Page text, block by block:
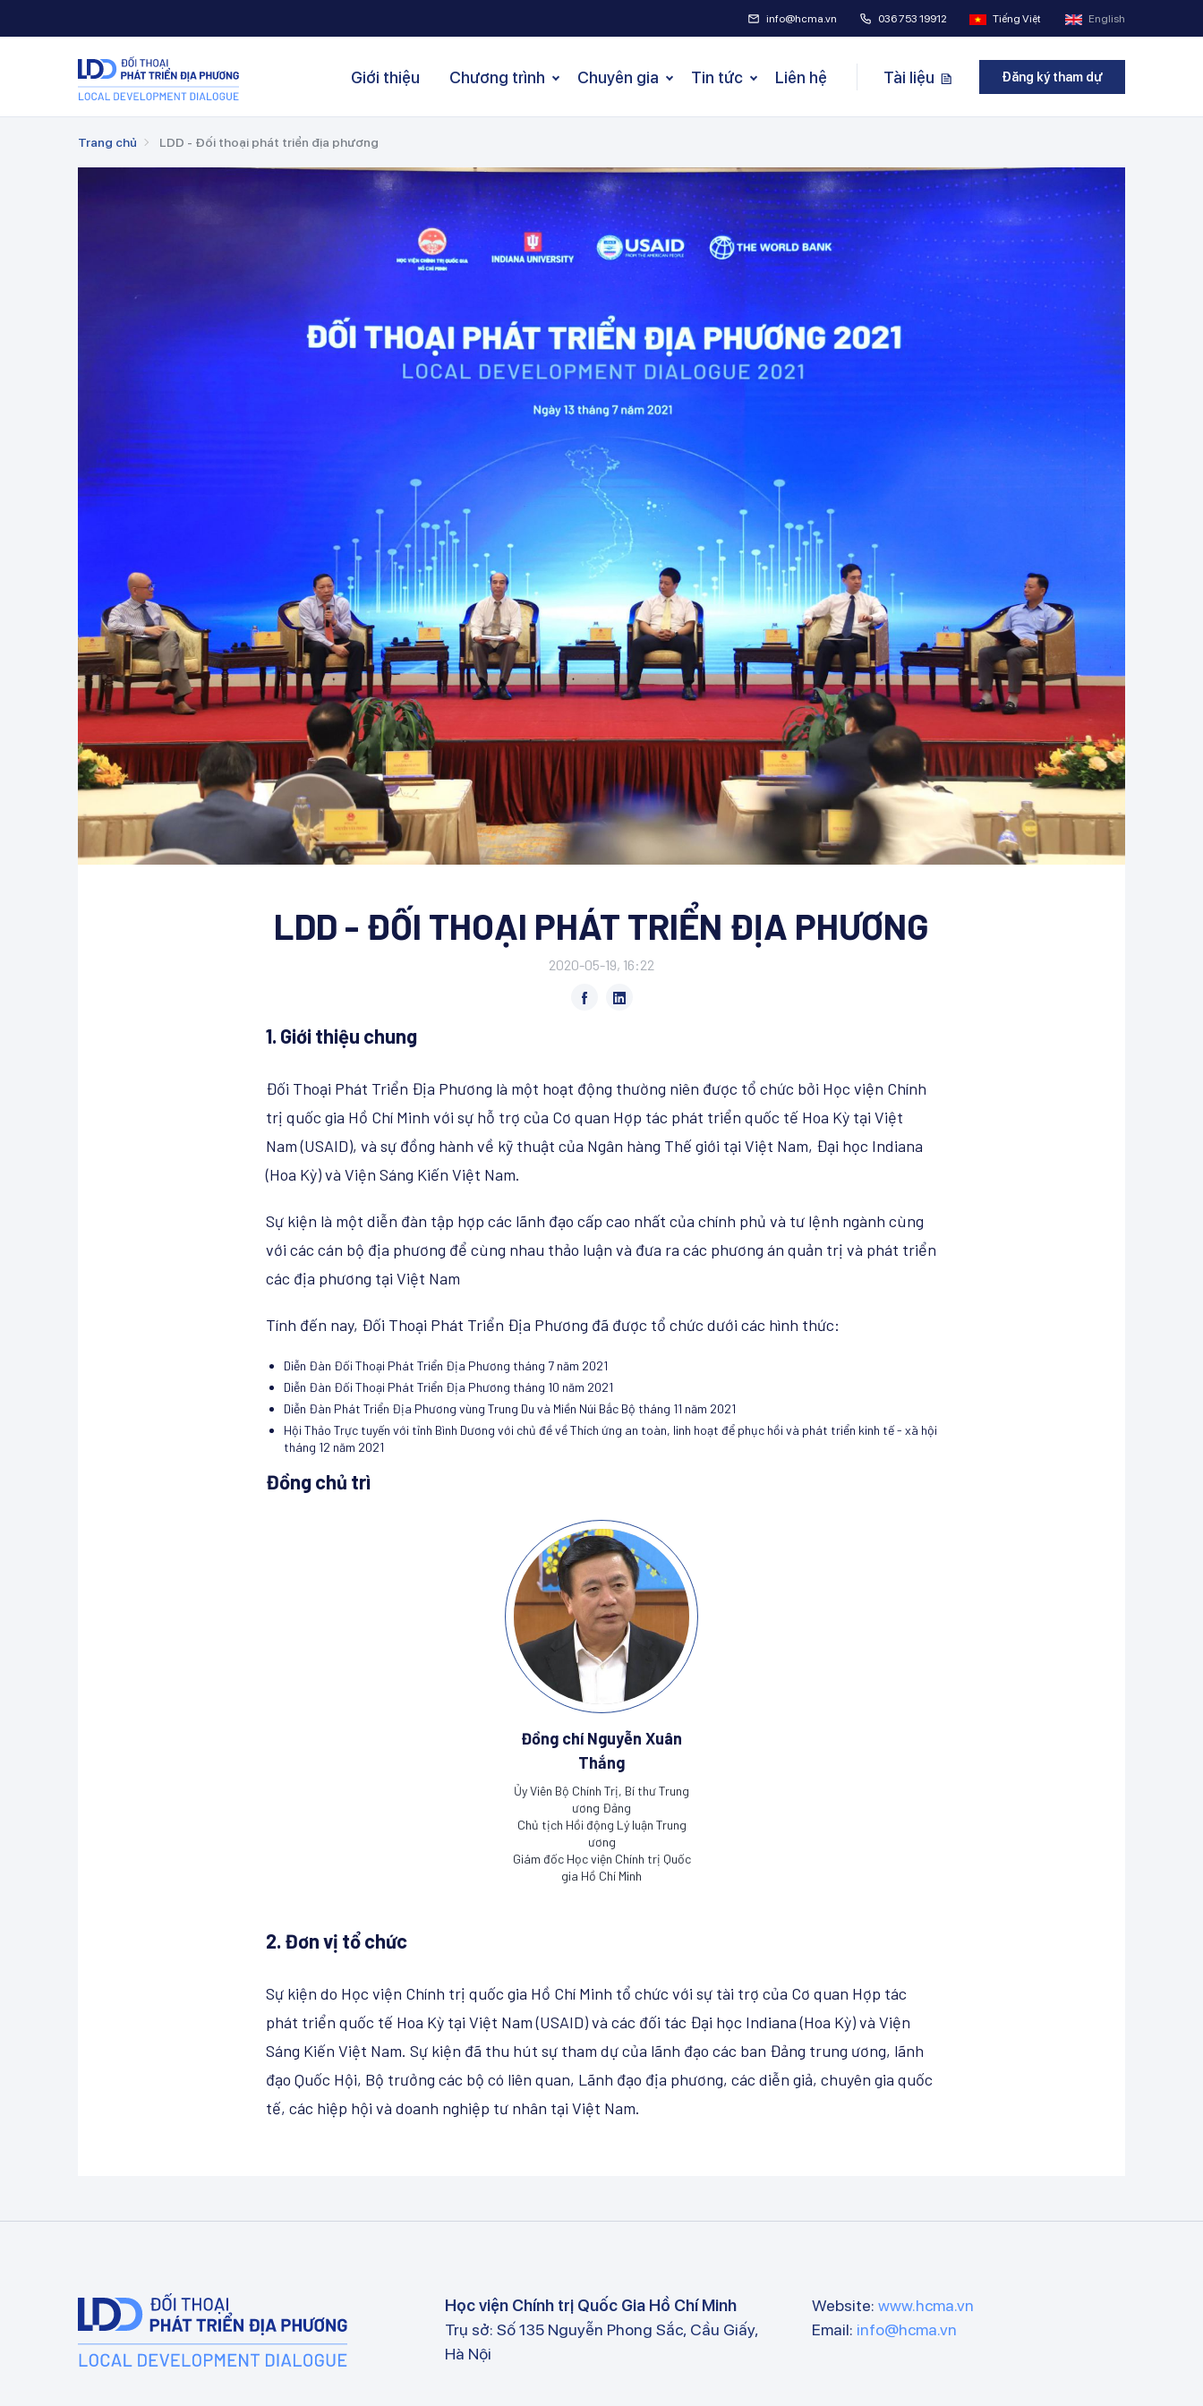
info@hcma.vn 036 753 19912 Tiếng Việt English
Giới thiệu Chương trình Chuyên gia Tin tức Liên hệ Tài liệu Đăng ký tham dự
Trang chủ LDD - Đối thoại phát triển địa phương
LDD - ĐỐI THOẠI PHÁT TRIỂN ĐỊA PHƯƠNG
2020-05-19, 16:22
1. Giới thiệu chung
Đối Thoại Phát Triển Địa Phương là một hoạt động thường niên được tổ chức bởi Học viện Chính
trị quốc gia Hồ Chí Minh với sự hỗ trợ của Cơ quan Hợp tác phát triển quốc tế Hoa Kỳ tại Việt
Nam (USAID), và sự đồng hành về kỹ thuật của Ngân hàng Thế giới tại Việt Nam, Đại học Indiana
(Hoa Kỳ) và Viện Sáng Kiến Việt Nam.
Sự kiện là một diễn đàn tập hợp các lãnh đạo cấp cao nhất của chính phủ và tư lệnh ngành cùng
với các cán bộ địa phương để cùng nhau thảo luận và đưa ra các phương án quản trị và phát triển
các địa phương tại Việt Nam
Tính đến nay, Đối Thoại Phát Triển Địa Phương đã được tổ chức dưới các hình thức:
Diễn Đàn Đối Thoại Phát Triển Địa Phương tháng 7 năm 2021
Diễn Đàn Đối Thoại Phát Triển Địa Phương tháng 10 năm 2021
Diễn Đàn Phát Triển Địa Phương vùng Trung Du và Miền Núi Bắc Bộ tháng 11 năm 2021
Hội Thảo Trực tuyến với tỉnh Bình Dương với chủ đề về Thích ứng an toàn, linh hoạt để phục hồi và phát triển kinh tế - xã hội
tháng 12 năm 2021
Đồng chủ trì
Đồng chí Nguyễn Xuân
Thắng
Ủy Viên Bộ Chính Trị, Bí thư Trung
ương Đảng
Chủ tịch Hồi động Lý luận Trung
ương
Giám đốc Học viện Chính trị Quốc
gia Hồ Chí Minh
2. Đơn vị tổ chức
Sự kiện do Học viện Chính trị quốc gia Hồ Chí Minh tổ chức với sự tài trợ của Cơ quan Hợp tác
phát triển quốc tế Hoa Kỳ tại Việt Nam (USAID) và các đối tác Đại học Indiana (Hoa Kỳ) và Viện
Sáng Kiến Việt Nam. Sự kiện đã thu hút sự tham dự của lãnh đạo các ban Đảng trung ương, lãnh
đạo Quốc Hội, Bộ trưởng các bộ có liên quan, Lãnh đạo địa phương, các diễn giả, chuyên gia quốc
tế, các hiệp hội và doanh nghiệp tư nhân tại Việt Nam.
Học viện Chính trị Quốc Gia Hồ Chí Minh
Trụ sở: Số 135 Nguyễn Phong Sắc, Cầu Giấy,
Hà Nội
Website: www.hcma.vn
Email: info@hcma.vn